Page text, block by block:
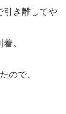
引き離してや
。
ので、